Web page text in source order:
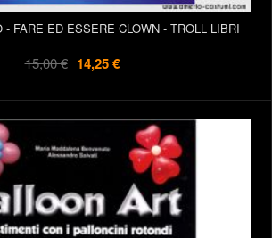
- FARE ED ESSERE CLOWN - TROLL LIBRI
15,00 € 14,25 €